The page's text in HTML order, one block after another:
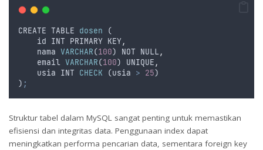
CREATE TABLE dosen (
id INT PRIMARY KEY ,
nama VARCHAR(100) NOT NULL,
email VARCHAR(100) UNIQUE ,
usia INT CHECK (usia > 25)
) ;
Struktur tabel dalam MySQL sangat penting untuk memastikan
efisiensi dan integritas data. Penggunaan index dapat
meningkatkan performa pencarian data, sementara foreign key